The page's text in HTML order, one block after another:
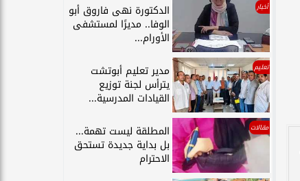
أخبار الدكتورة نهى فاروق أبو
الوفا.. مديرًا لمستشفى
الأورام...
تعليم مدير تعليم أبوتشت
يترأس لجنة توزيع
القيادات المدرسية...
مقالات المطلقة ليست تهمة...
بل بداية جديدة تستحق
الاحترام